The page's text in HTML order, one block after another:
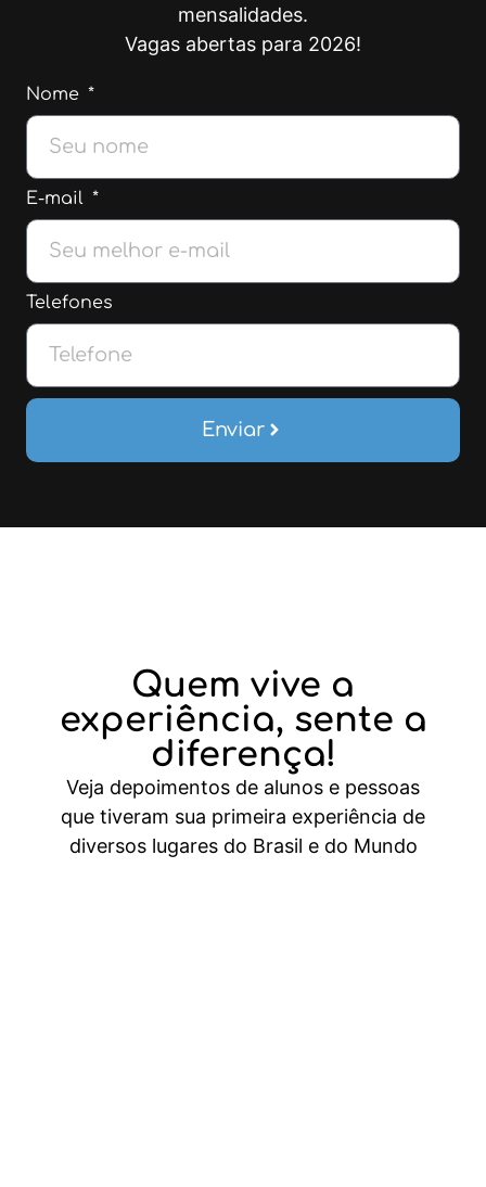
mensalidades.
Vagas abertas para 2026!
Nome
E-mail
Telefones
Enviar
Quem vive a
experiência, sente a
diferença!
Veja depoimentos de alunos e pessoas
que tiveram sua primeira experiência de
diversos lugares do Brasil e do Mundo